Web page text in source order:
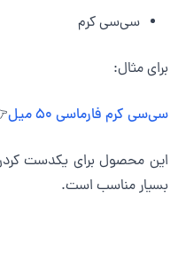
سی‌سی کرم
مثال:
کرم فارماسی 50 میل 👉
محصول برای یکدست کردن
مناسب است.